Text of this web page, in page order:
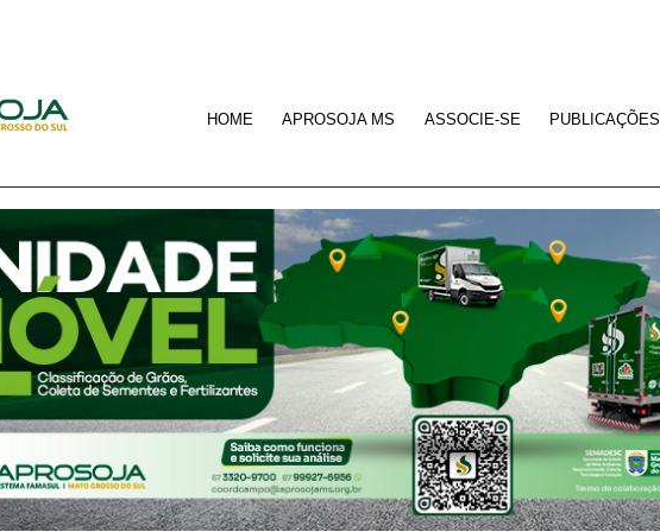
HOME APROSOJA MS ASSOCIE-SE PUBLICAÇÕES